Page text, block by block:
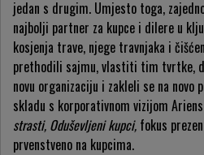
jedan s drugim. Umjesto toga,
najbolji partner za kupce i dilere u
kosjenja trave, njege travnjaka i
prethodili sajmu, vlastiti tim tvrtke,
novu organizaciju i zakleli se na novo
skladu s korporativnom vizijom
strasti, Oduševljeni kupci, fokus
prvenstveno na kupcima.